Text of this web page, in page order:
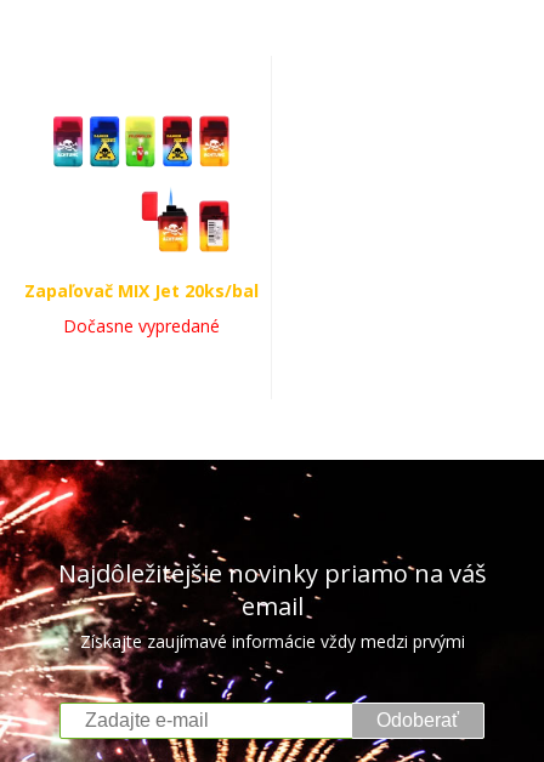
Zapaľovač MIX Jet 20ks/bal
Dočasne vypredané
Najdôležitejšie novinky priamo na váš
email
Získajte zaujímavé informácie vždy medzi prvými
Odoberať